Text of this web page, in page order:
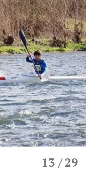
13 / 29